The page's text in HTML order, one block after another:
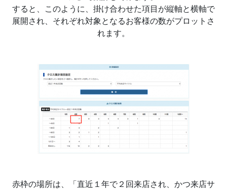
すると、このように、掛け合わせた項目が縦軸と横軸で
展開され、それぞれ対象となるお客様の数がプロットさ
れます。
赤枠の場所は、「直近１年で２回来店され、かつ来店サ